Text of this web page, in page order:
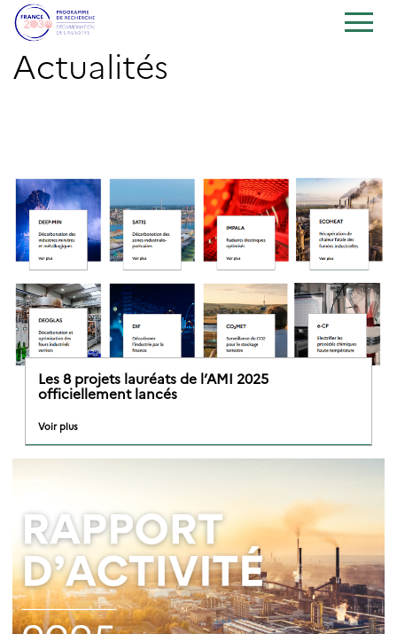
Actualités
Les 8 projets lauréats de l’AMI 2025
officiellement lancés
Voir plus